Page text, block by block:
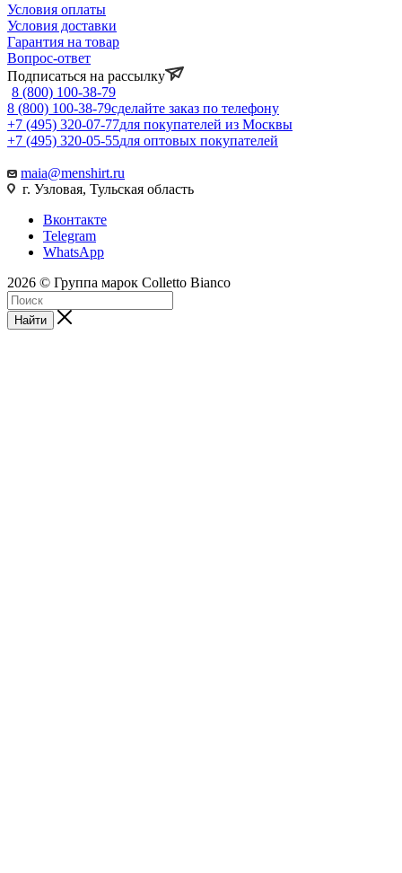
Условия оплаты
Условия доставки
Гарантия на товар
Вопрос-ответ
Подписаться на рассылку
8 (800) 100-38-79
8 (800) 100-38-79сделайте заказ по телефону
+7 (495) 320-07-77для покупателей из Москвы
+7 (495) 320-05-55для оптовых покупателей
maia@menshirt.ru
г. Узловая, Тульская область
Вконтакте
Telegram
WhatsApp
2026 © Группа марок Colletto Bianco
Найти